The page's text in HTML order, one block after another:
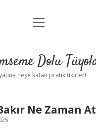
Anasayfa
Yasal Uyarı
menüyü
Dolu
neşe katan pratik fikirler!
Ne Zaman